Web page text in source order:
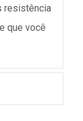
resistência
que você